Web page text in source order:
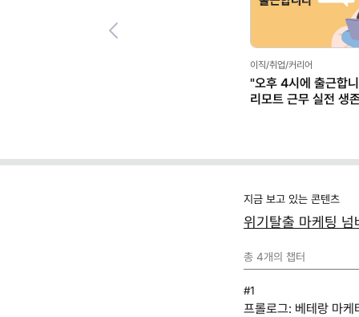
이직/취업/커리어
"오후 4시에 출근합
리모트 근무 실전 생
지금 보고 있는 콘텐츠
위기탈출 마케팅
총 4개의 챕터
#1
프롤로그: 베테랑 마